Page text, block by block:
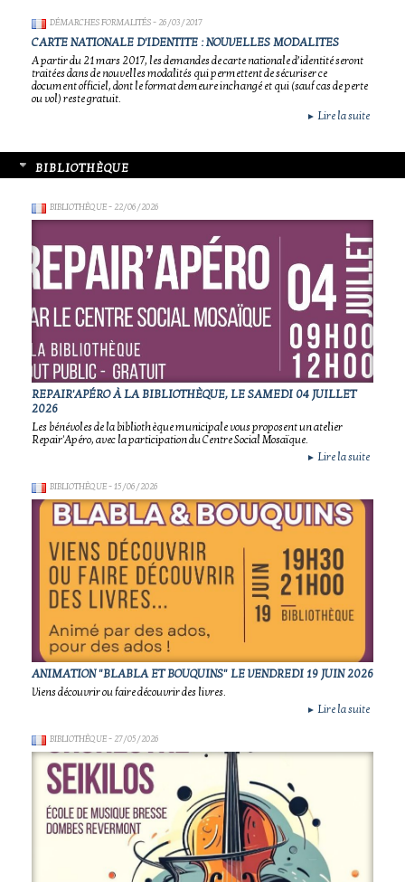
DÉMARCHES FORMALITÉS- 26/03/2017
CARTE NATIONALE D'IDENTITE : NOUVELLES MODALITES
A partir du 21 mars 2017, les demandes de carte nationale d’identité seront
traitées dans de nouvelles modalités qui permettent de sécuriser ce
document officiel, dont le format demeure inchangé et qui (sauf cas de perte
ou vol) reste gratuit.
► Lire la suite
BIBLIOTHÈQUE
BIBLIOTHÈQUE- 22/06/2026
REPAIR'APÉRO À LA BIBLIOTHÈQUE, LE SAMEDI 04 JUILLET
2026
Les bénévoles de la bibliothèque municipale vous proposent un atelier
Repair'Apéro, avec la participation du Centre Social Mosaïque.
► Lire la suite
BIBLIOTHÈQUE- 15/06/2026
ANIMATION "BLABLA ET BOUQUINS" LE VENDREDI 19 JUIN 2026
Viens découvrir ou faire découvrir des livres.
► Lire la suite
BIBLIOTHÈQUE- 27/05/2026